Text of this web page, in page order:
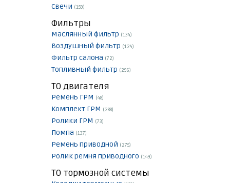
Свечи (159)
Фильтры
Маслянный фильтр (134)
Воздушный фильтр (124)
Фильтр салона (72)
Топливный фильтр (296)
ТО двигателя
Ремень ГРМ (48)
Комплект ГРМ (288)
Ролики ГРМ (73)
Помпа (137)
Ремень приводной (275)
Ролик ремня приводного (149)
ТО тормозной системы